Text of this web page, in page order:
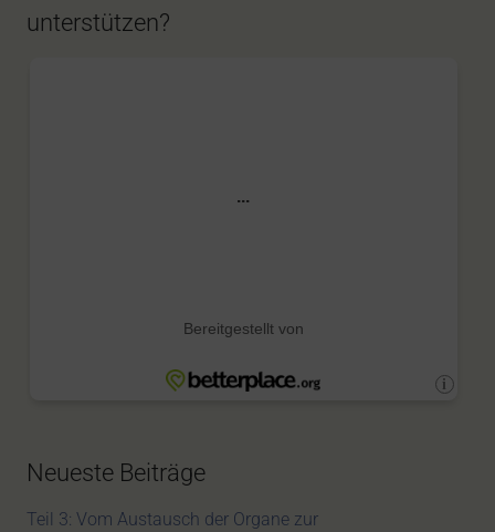
unterstützen?
Neueste Beiträge
Teil 3: Vom Austausch der Organe zur